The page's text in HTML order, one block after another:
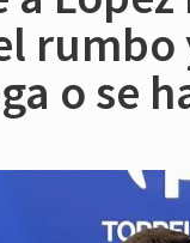
rumbo
o se